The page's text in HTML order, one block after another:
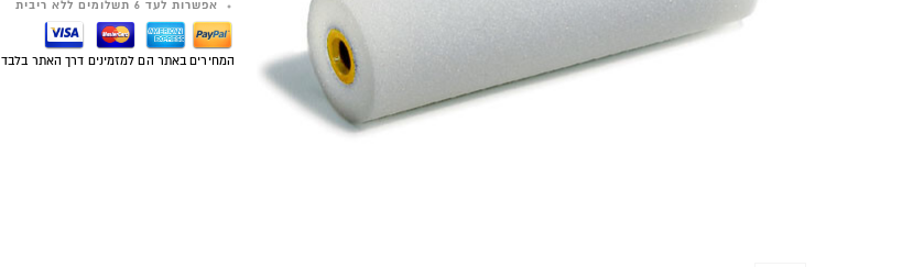
אפשרות לעד 6 תשלומים ללא ריבית
המחירים באתר הם למזמינים דרך האתר בלבד